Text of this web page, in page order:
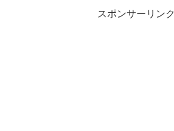
スポンサーリンク